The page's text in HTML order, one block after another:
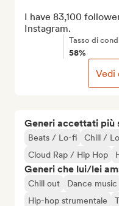
Generi accettati più
Beats / Lo-fi
Chill /
Cloud Rap / Hip Hop
Generi che lui/lei
Chill out Dance music
Hip-hop strumentale
I have 83,100
Instagram.
Tasso di
58%
Vedi